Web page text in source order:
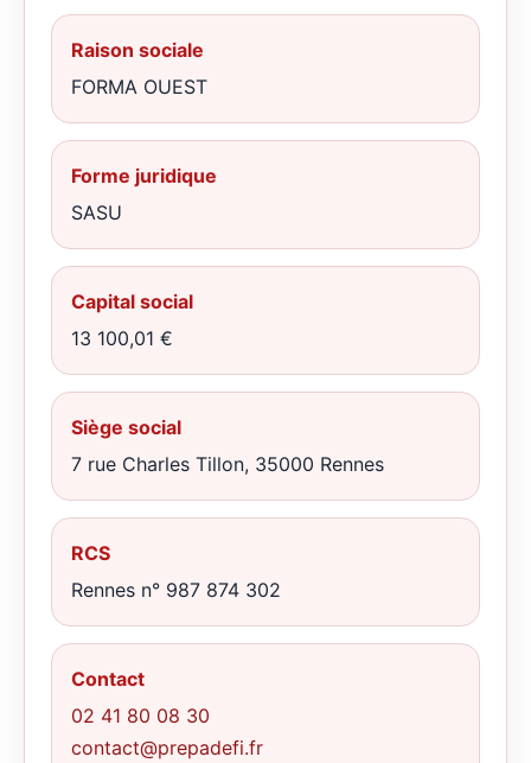
Raison sociale
FORMA OUEST
Forme juridique
SASU
Capital social
13 100,01 €
Siège social
7 rue Charles Tillon, 35000 Rennes
RCS
Rennes n° 987 874 302
Contact
02 41 80 08 30
contact@prepadefi.fr